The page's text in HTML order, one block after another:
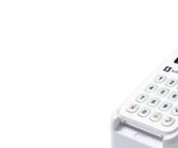
Apothekenrollen